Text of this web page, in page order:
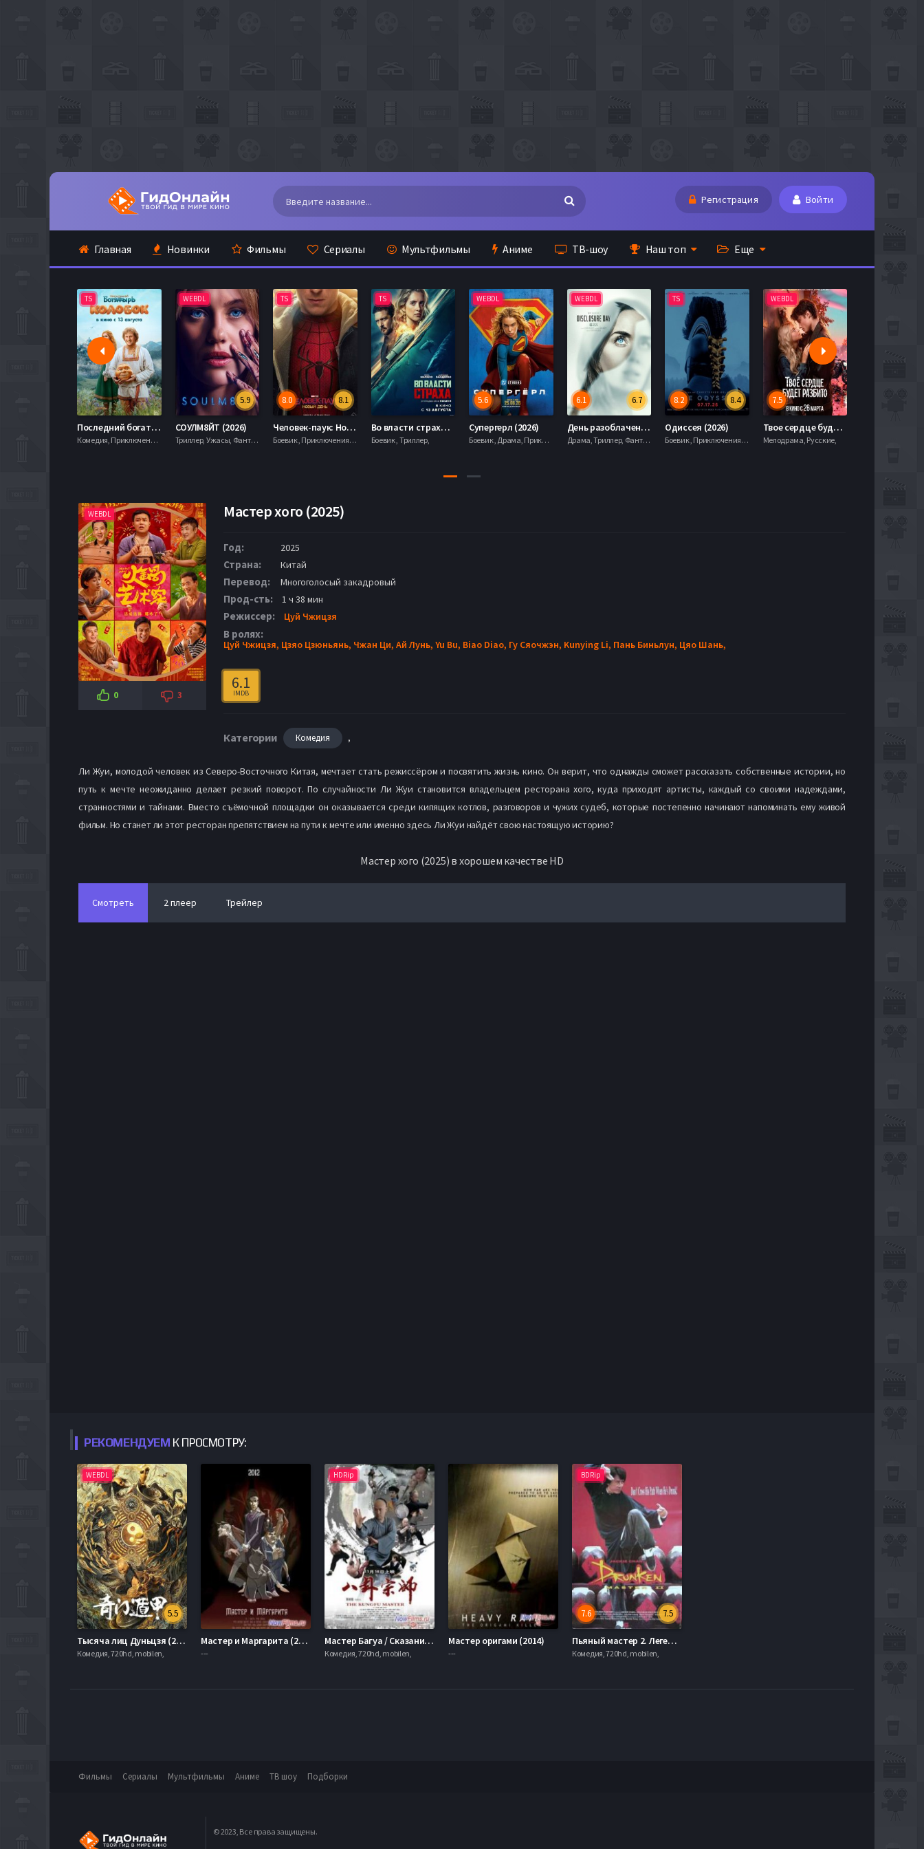
Регистрация Войти
Главная Новинки Фильмы Сериалы Мультфильмы Аниме ТВ-шоу Наш топ Еще
TS
Последний богатырь. Колобок (2026)
Комедия, Приключения, Фэнтези,
WEBDL
5.9
СОУЛМ8ЙТ (2026)
Триллер, Ужасы, Фантастика,
TS
8.1
8.0
Человек-паук: Новый день (2026)
Боевик , Приключения, Фантастика, Фэнтези,
TS
Во власти страха (2026)
Боевик , Триллер,
WEBDL
5.6
Супергерл (2026)
Боевик , Драма, Приключения, Фантастика,
WEBDL
6.7
6.1
День разоблачения (2026)
Драма, Триллер, Фантастика,
TS
8.4
8.2
Одиссея (2026)
Боевик , Приключения, Фэнтези,
WEBDL
7.5
Твое сердце будет разбито (2026)
Мелодрама, Русские,
WEBDL
0 3
Мастер хого (2025)
Год: 2025
Страна: Китай
Перевод: Многоголосый закадровый
Прод-сть: 1 ч 38 мин
Режиссер: Цуй Чжицзя
В ролях:
Цуй Чжицзя, Цзяо Цзюньянь, Чжан Ци, Ай Лунь, Yu Bu, Biao Diao, Гу Сяочжэн, Kunying Li, Пань Биньлун, Цяо Шань,
6.1
IMDB
Категории Комедия ,
Ли Жуи, молодой человек из Северо-Восточного Китая, мечтает стать режиссёром и посвятить жизнь кино. Он верит, что однажды сможет рассказать собственные истории, но
путь к мечте неожиданно делает резкий поворот. По случайности Ли Жуи становится владельцем ресторана хого, куда приходят артисты, каждый со своими надеждами,
странностями и тайнами. Вместо съёмочной площадки он оказывается среди кипящих котлов, разговоров и чужих судеб, которые постепенно начинают напоминать ему живой
фильм. Но станет ли этот ресторан препятствием на пути к мечте или именно здесь Ли Жуи найдёт свою настоящую историю?
Мастер хого (2025) в хорошем качестве HD
Смотреть 2 плеер Трейлер
РЕКОМЕНДУЕМ К ПРОСМОТРУ:
WEBDL
5.5
Тысяча лиц Дуньцзя (2020)
Комедия, 720hd, mobilen,
Мастер и Маргарита (2015)
---
HDRip
Мастер Багуа / Сказание о наставнике Ба-гуа / Мастер кунг-фу (2012)
Комедия, 720hd, mobilen,
Мастер оригами (2014)
---
BDRip
7.5
7.6
Пьяный мастер 2. Легенда о пьяном мастере (1994)
Комедия, 720hd, mobilen,
Фильмы Сериалы Мультфильмы Аниме ТВ шоу Подборки
© 2023, Все права защищены.